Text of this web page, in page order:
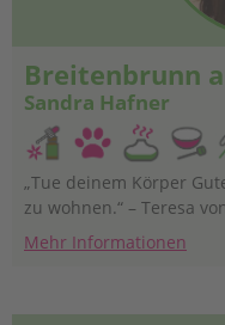
Breitenbrunn
Sandra Hafner
„Tue deinem Körper
zu wohnen.“ – Teresa
Mehr Informationen